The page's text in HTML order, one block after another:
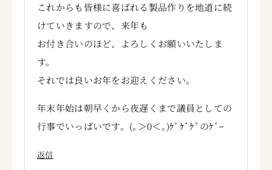
これからも皆様に喜ばれる製品作りを地道に続
けていきますので、来年も
お付き合いのほど、よろしくお願いいたしま
す。
それでは良いお年をお迎えください。
年末年始は朝早くから夜遅くまで議員としての
行事でいっぱいです。(｡＞0＜｡)ｹﾞｹﾞｹﾞのｹﾞｰ
返信